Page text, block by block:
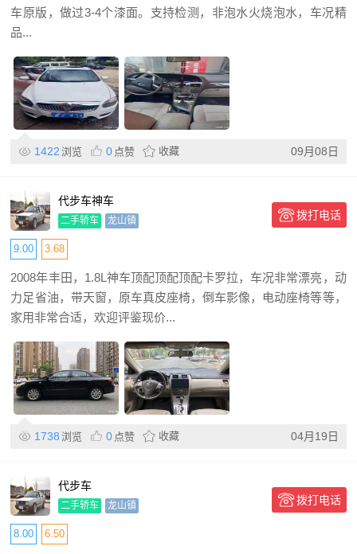
车原版，做过3-4个漆面。支持检测，非泡水火烧泡水，车况精
品...
1422 浏览 0 点赞 收藏 09月08日
代步车神车
二手轿车 龙山镇 拨打电话
9.00 3.68
2008年丰田，1.8L神车顶配顶配顶配卡罗拉，车况非常漂亮，动
力足省油，带天窗，原车真皮座椅，倒车影像，电动座椅等等，
家用非常合适，欢迎评鉴现价...
1738 浏览 0 点赞 收藏 04月19日
代步车
二手轿车 龙山镇 拨打电话
8.00 6.50